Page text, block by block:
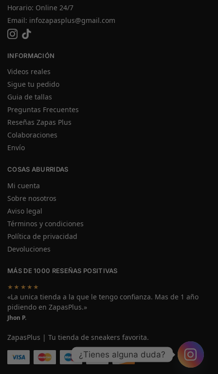
Horario: Online 24/7
Email: infozapasplus@gmail.com
INFORMACIÓN
Videos reales
Sigue tu pedido
Guia de tallas
Preguntas Frecuentes
Reseñas Zapas Plus
Colaboraciones
Envío
COSAS ABURRIDAS
Mi cuenta
Sobre nosotros
Aviso legal
Términos y condiciones
Política de privacidad
Devoluciones
MÁS DE 1000 RESEÑAS POSITIVAS
★★★★★
«La unica tienda a la que le tengo confianza. Mas de 1 año
pidiendo en ZapasPlus.»
Jhon P.
ZapasPlus | Tu tienda de sneakers favorita.
¿Tienes alguna duda?